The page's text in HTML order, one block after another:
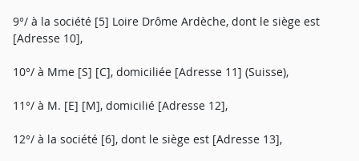
9°/ à la société [5] Loire Drôme Ardèche, dont le siège est
[Adresse 10],
10°/ à Mme [S] [C], domiciliée [Adresse 11] (Suisse),
11°/ à M. [E] [M], domicilié [Adresse 12],
12°/ à la société [6], dont le siège est [Adresse 13],